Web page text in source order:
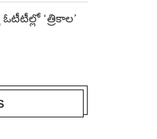
‘త్రికాల’